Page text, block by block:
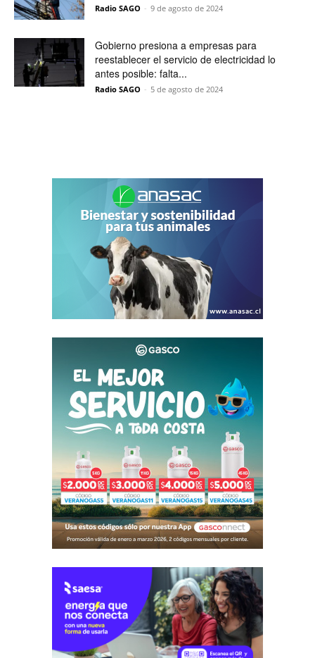
Radio SAGO - 9 de agosto de 2024
Gobierno presiona a empresas para
reestablecer el servicio de electricidad lo
antes posible: falta...
Radio SAGO - 5 de agosto de 2024